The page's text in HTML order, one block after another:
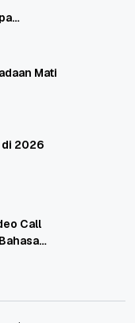
Mati
di 2026
Call